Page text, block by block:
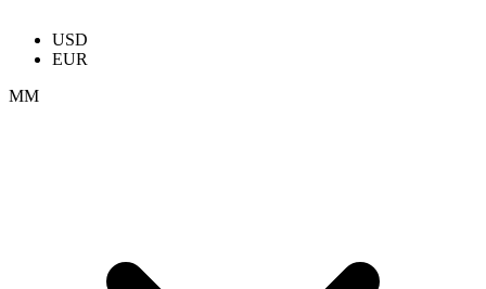
USD
EUR
ММ